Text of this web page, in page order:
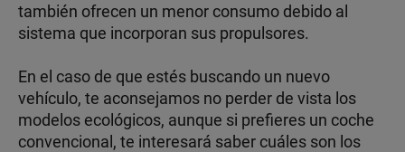
también ofrecen un menor consumo debido al
sistema que incorporan sus propulsores.
En el caso de que estés buscando un nuevo
vehículo, te aconsejamos no perder de vista los
modelos ecológicos, aunque si prefieres un coche
convencional, te interesará saber cuáles son los